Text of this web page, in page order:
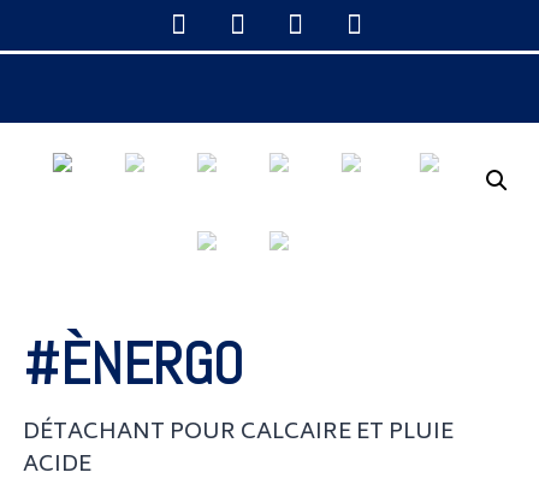
#ÈNERGO
DÉTACHANT POUR CALCAIRE ET PLUIE
ACIDE